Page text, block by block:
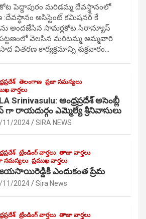
పెద్దాపురం మరిడమ్మ దేవస్థానంలో
:దేవస్థానం అసిస్టెంట్ కమిషనర్ కే
అందజేసిన సామర్లకోట సిరాన్యూస్
పట్టణంలో వెలసిన మరిటమ్మ అమ్మవారి
వితరణ కార్యక్రమాన్ని శుక్రవారం…
తెలంగాణ ప్రజా సమస్యలు
వార్తలు
Srinivasulu: ఆంధ్రప్రదేశ్ అసెంబ్లీ
గా రాయదుర్గం ఎమ్మెల్యే శ్రీనివాసులు
11/2024 SIRA NEWS
ట్రేండింగ్ వార్తలు తాజా వార్తలు
సమస్యలు ప్రముఖ వార్తలు
ఎందుకంత ప్రేమ
11/2024 Sira News
ట్రేండింగ్ వార్తలు తాజా వార్తలు